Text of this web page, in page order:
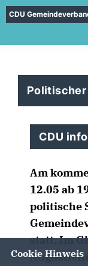
CDU
CDU
Am
12.05 ab
politische
statt. Im
Cookie Hinweis